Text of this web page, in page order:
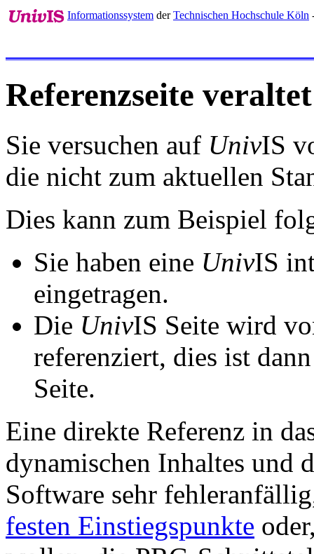
Informationssystem derTechnischen Hochschule Köln
Referenzseite veraltet
Sie versuchen auf UnivIS
die nicht zum aktuellen
Dies kann zum Beispiel
Sie haben eine UnivIS
eingetragen.
Die UnivIS Seite wird
referenziert, dies ist
Seite.
Eine direkte Referenz in
dynamischen Inhaltes und
Software sehr
festen Einstiegspunkte